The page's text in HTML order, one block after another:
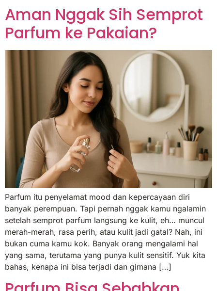
Aman Nggak Sih Semprot
Parfum ke Pakaian?
Parfum itu penyelamat mood dan kepercayaan diri
banyak perempuan. Tapi pernah nggak kamu ngalamin
setelah semprot parfum langsung ke kulit, eh… muncul
merah-merah, rasa perih, atau kulit jadi gatal? Nah, ini
bukan cuma kamu kok. Banyak orang mengalami hal
yang sama, terutama yang punya kulit sensitif. Yuk kita
bahas, kenapa ini bisa terjadi dan gimana […]